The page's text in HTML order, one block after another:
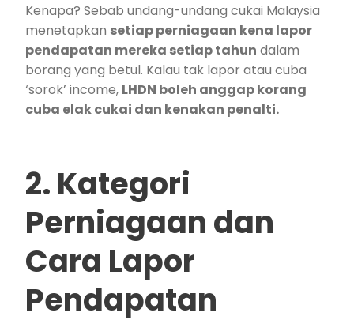
Kenapa? Sebab undang-undang cukai Malaysia
menetapkan setiap perniagaan kena lapor
pendapatan mereka setiap tahun dalam
borang yang betul. Kalau tak lapor atau cuba
‘sorok’ income, LHDN boleh anggap korang
cuba elak cukai dan kenakan penalti.
2. Kategori
Perniagaan dan
Cara Lapor
Pendapatan